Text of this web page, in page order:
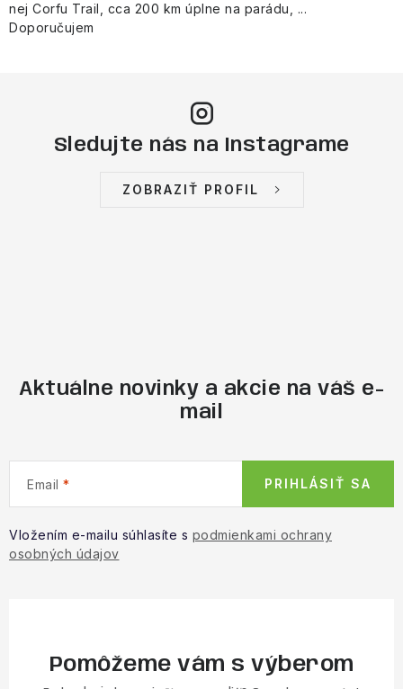
u
nej Corfu Trail, cca 200 km úplne na parádu, ...
Doporučujem
Sledujte nás na Instagrame
ZOBRAZIŤ PROFIL
Aktuálne novinky a akcie na váš e-
mail
Email
Vložením e-mailu súhlasíte s podmienkami ochrany
osobných údajov
PRIHLÁSIŤ SA
Pomôžeme vám s výberom